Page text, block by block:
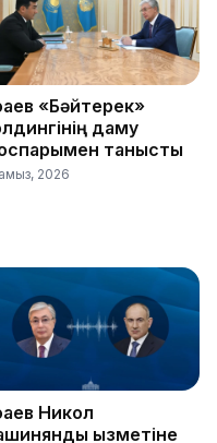
«Бәйтерек»
даму
танысты
2026
Никол
қызметіне